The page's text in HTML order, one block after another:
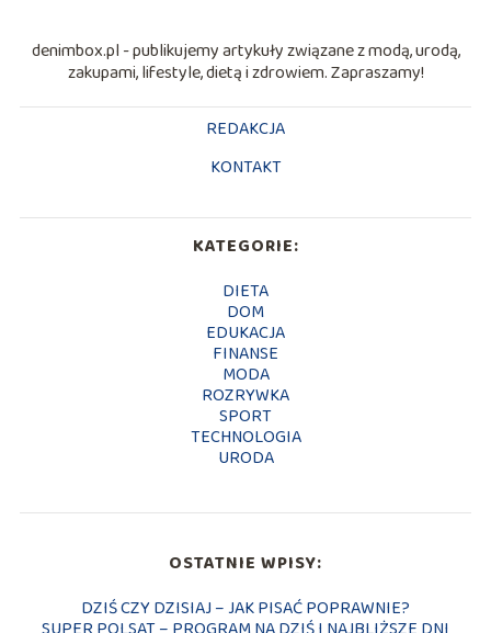
denimbox.pl - publikujemy artykuły związane z modą, urodą,
zakupami, lifestyle, dietą i zdrowiem. Zapraszamy!
REDAKCJA
KONTAKT
KATEGORIE:
DIETA
DOM
EDUKACJA
FINANSE
MODA
ROZRYWKA
SPORT
TECHNOLOGIA
URODA
OSTATNIE WPISY:
DZIŚ CZY DZISIAJ – JAK PISAĆ POPRAWNIE?